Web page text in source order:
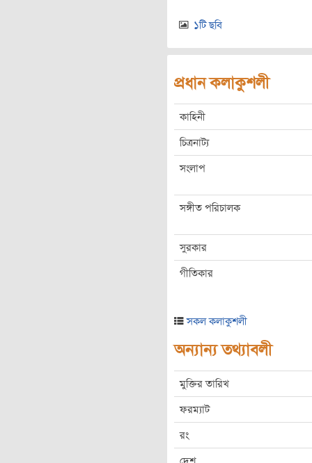
১টি ছবি
প্রধান কলাকুশলী
কাহিনী
চিত্রনাট্য
সংলাপ
সঙ্গীত পরিচালক
সুরকার
গীতিকার
সকল কলাকুশলী
অন্যান্য তথ্যাবলী
মুক্তির তারিখ
ফরম্যাট
রং